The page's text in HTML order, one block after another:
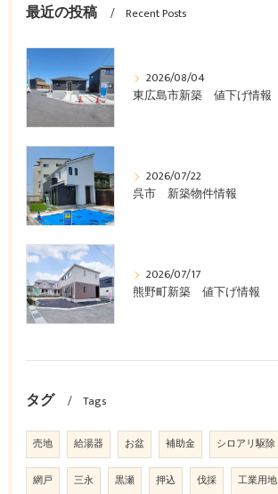
最近の投稿 Recent Posts
2026/08/04
東広島市新築 値下げ情報
2026/07/22
呉市 新築物件情報
2026/07/17
熊野町新築 値下げ情報
タグ Tags
売地 給湯器 お盆 補助金 シロアリ駆除
網戸 三永 黒瀬 押込 伐採 工業用地